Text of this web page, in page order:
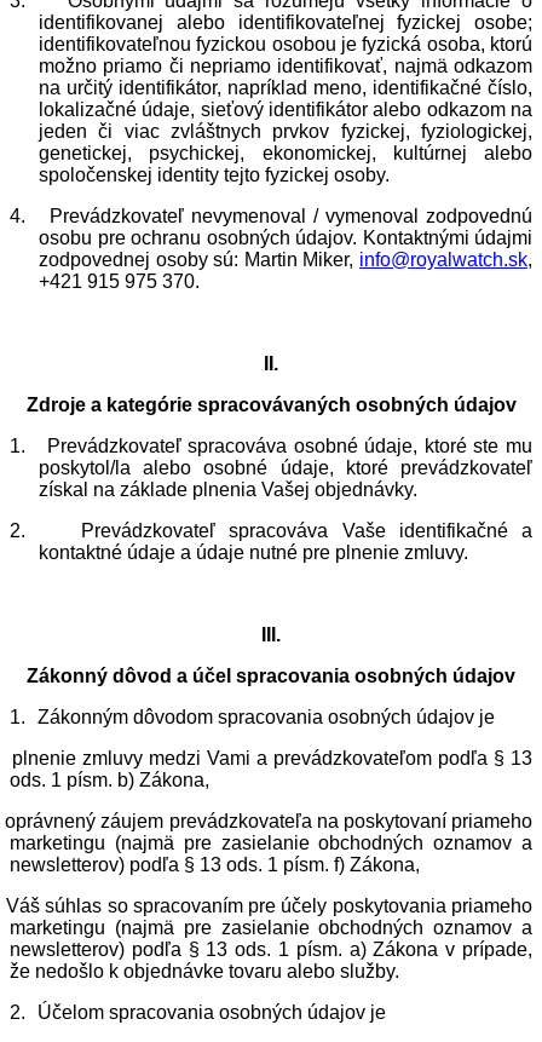
identifikovanej alebo identifikovateľnej fyzickej osobe;
identifikovateľnou fyzickou osobou je fyzická osoba, ktorú
možno priamo či nepriamo identifikovať, najmä odkazom
na určitý identifikátor, napríklad meno, identifikačné číslo,
lokalizačné údaje, sieťový identifikátor alebo odkazom na
jeden či viac zvláštnych prvkov fyzickej, fyziologickej,
genetickej, psychickej, ekonomickej, kultúrnej alebo
spoločenskej identity tejto fyzickej osoby.
4.
Prevádzkovateľ nevymenoval / vymenoval zodpovednú
osobu pre ochranu osobných údajov. Kontaktnými údajmi
zodpovednej osoby sú: Martin Miker, info@royalwatch.sk,
+421 915 975 370.
II.
Zdroje a kategórie spracovávaných osobných údajov
1.
Prevádzkovateľ spracováva osobné údaje, ktoré ste mu
poskytol/la alebo osobné údaje, ktoré prevádzkovateľ
získal na základe plnenia Vašej objednávky.
2.
Prevádzkovateľ spracováva Vaše identifikačné a
kontaktné údaje a údaje nutné pre plnenie zmluvy.
III.
Zákonný dôvod a účel spracovania osobných údajov
1.
Zákonným dôvodom spracovania osobných údajov je
plnenie zmluvy medzi Vami a prevádzkovateľom podľa § 13
ods. 1 písm. b) Zákona,
oprávnený záujem prevádzkovateľa na poskytovaní priameho
marketingu (najmä pre zasielanie obchodných oznamov a
newsletterov) podľa § 13 ods. 1 písm. f) Zákona,
Váš súhlas so spracovaním pre účely poskytovania priameho
marketingu (najmä pre zasielanie obchodných oznamov a
newsletterov) podľa § 13 ods. 1 písm. a) Zákona v prípade,
že nedošlo k objednávke tovaru alebo služby.
2.
Účelom spracovania osobných údajov je